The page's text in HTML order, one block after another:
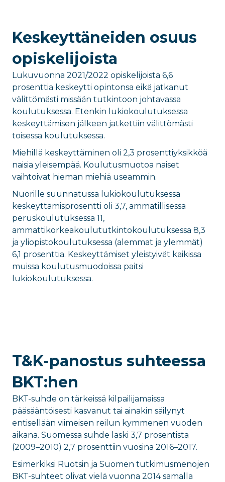
Keskeyttäneiden osuus
opiskelijoista
Lukuvuonna 2021/2022 opiskelijoista 6,6
prosenttia keskeytti opintonsa eikä jatkanut
välittömästi missään tutkintoon johtavassa
koulutuksessa. Etenkin lukiokoulutuksessa
keskeyttämisen jälkeen jatkettiin välittömästi
toisessa koulutuksessa.
Miehillä keskeyttäminen oli 2,3 prosenttiyksikköä
naisia yleisempää. Koulutusmuotoa naiset
vaihtoivat hieman miehiä useammin.
Nuorille suunnatussa lukiokoulutuksessa
keskeyttämisprosentti oli 3,7, ammatillisessa
peruskoulutuksessa 11,
ammattikorkeakoulututkintokoulutuksessa 8,3
ja yliopistokoulutuksessa (alemmat ja ylemmät)
6,1 prosenttia. Keskeyttämiset yleistyivät kaikissa
muissa koulutusmuodoissa paitsi
lukiokoulutuksessa.
T&K-panostus suhteessa
BKT:hen
BKT-suhde on tärkeissä kilpailijamaissa
pääsääntöisesti kasvanut tai ainakin säilynyt
entisellään viimeisen reilun kymmenen vuoden
aikana. Suomessa suhde laski 3,7 prosentista
(2009–2010) 2,7 prosenttiin vuosina 2016–2017.
Esimerkiksi Ruotsin ja Suomen tutkimusmenojen
BKT-suhteet olivat vielä vuonna 2014 samalla